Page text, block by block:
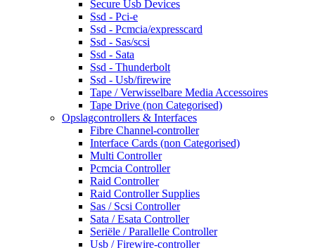
Secure Usb Devices
Ssd - Pci-e
Ssd - Pcmcia/expresscard
Ssd - Sas/scsi
Ssd - Sata
Ssd - Thunderbolt
Ssd - Usb/firewire
Tape / Verwisselbare Media Accessoires
Tape Drive (non Categorised)
Opslagcontrollers & Interfaces
Fibre Channel-controller
Interface Cards (non Categorised)
Multi Controller
Pcmcia Controller
Raid Controller
Raid Controller Supplies
Sas / Scsi Controller
Sata / Esata Controller
Seriële / Parallelle Controller
Usb / Firewire-controller